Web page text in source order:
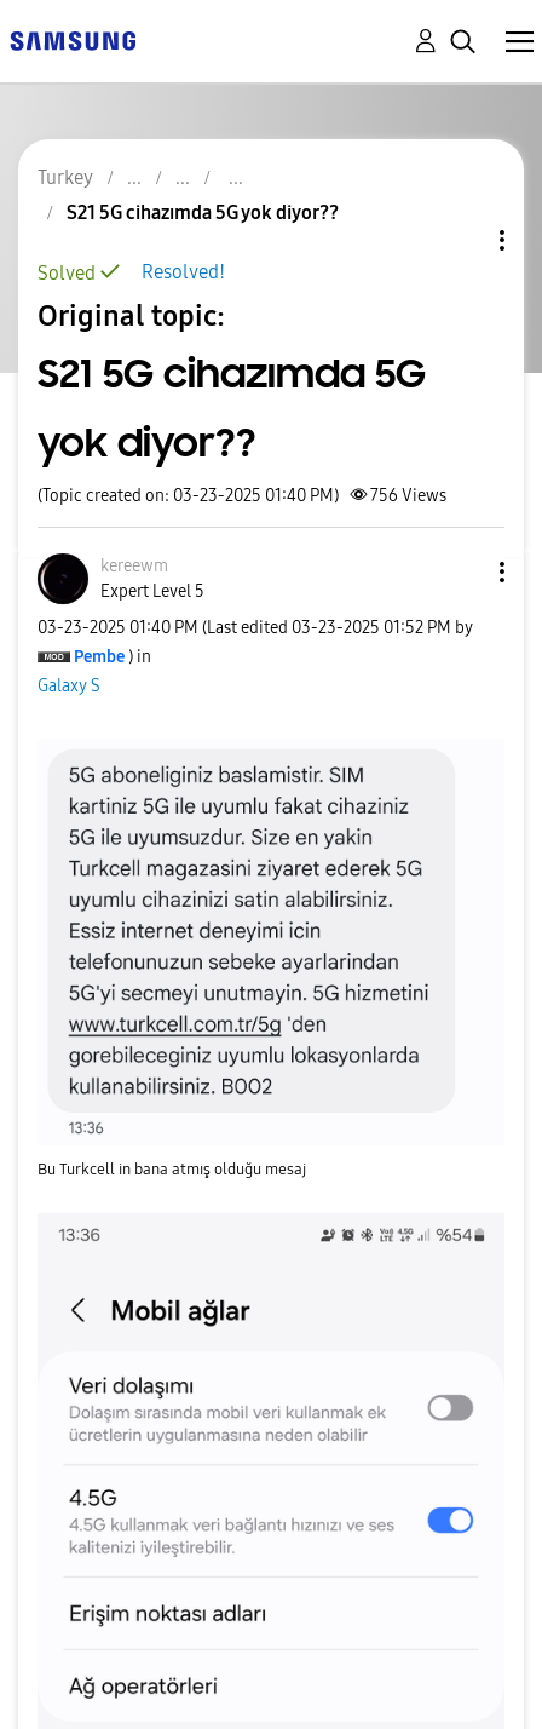
Turkey
S21 5G cihazımda 5G yok diyor??
Resolved!
Solved
Original topic:
S21 5G cihazımda 5G
yok diyor??
(Topic created on: 03-23-2025 01:40 PM) 756 Views
kereewm
Expert Level 5
‎03-23-2025 01:40 PM (Last edited ‎03-23-2025 01:52 PM by
Pembe ) in
Galaxy S
Bu Turkcell in bana atmış olduğu mesaj